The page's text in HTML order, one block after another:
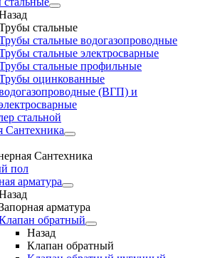
стальные
стальные водогазопроводные
стальные электросварные
стальные профильные
оцинкованные
(ВГП) и
стальной
Сантехника
Сантехника
пол
арматура
арматура
обратный
Назад
Клапан обратный